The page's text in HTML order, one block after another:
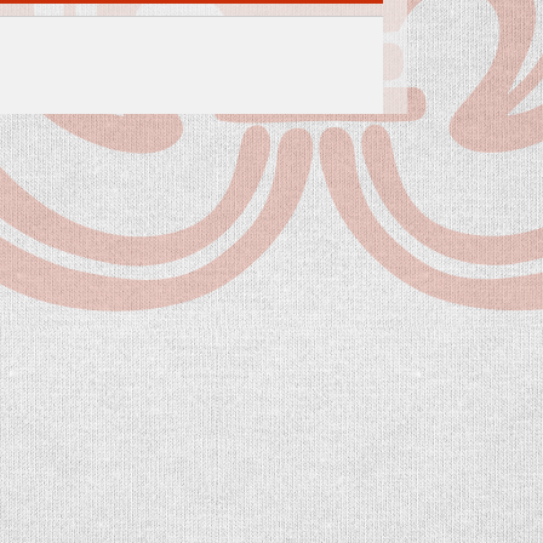
TITKARSAG@WOMM.HU
+36 74 316 222
H-7100 SZEKSZÁRD,
SZENT ISTVÁN TÉR 26.